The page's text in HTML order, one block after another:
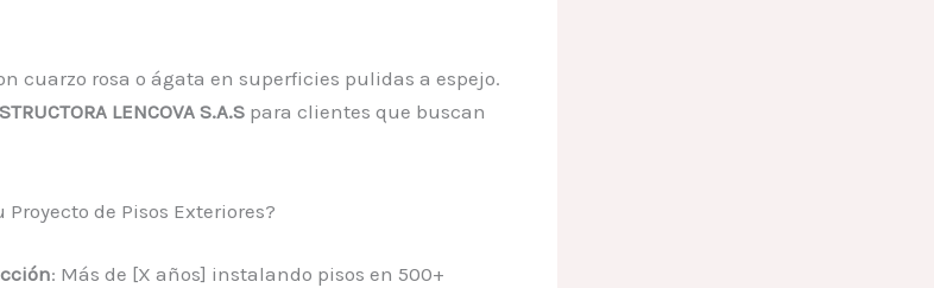
cuarzo rosa o ágata en superficies pulidas a espejo.
LENCOVA S.A.S para clientes que buscan
de Pisos Exteriores?
: Más de [X años] instalando pisos en 500+